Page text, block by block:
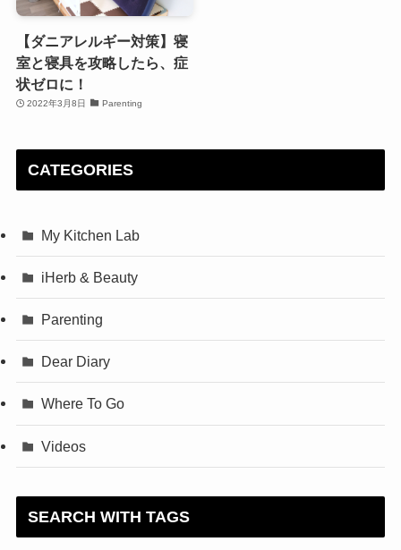
【ダニアレルギー対策】寝
室と寝具を攻略したら、症
状ゼロに！
2022年3月8日 Parenting
CATEGORIES
My Kitchen Lab
iHerb & Beauty
Parenting
Dear Diary
Where To Go
Videos
SEARCH WITH TAGS